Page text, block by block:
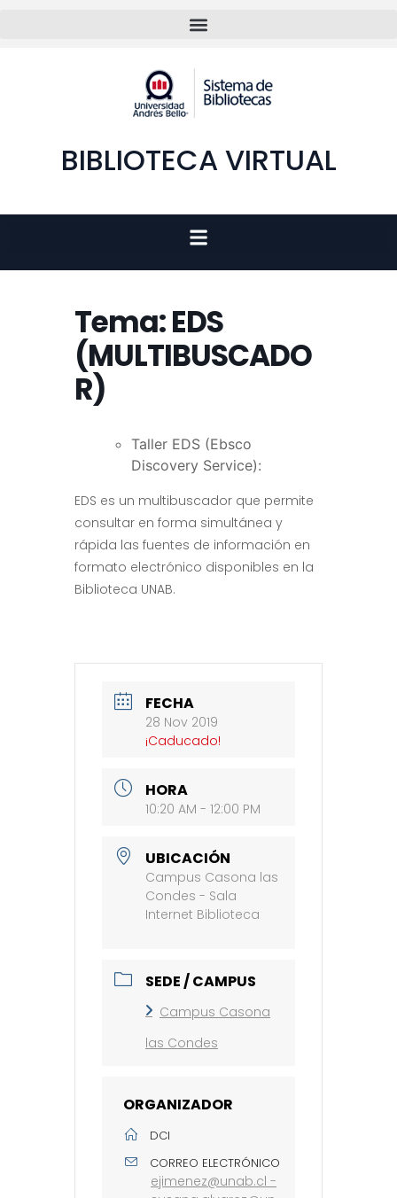
BIBLIOTECA VIRTUAL
Tema: EDS
(MULTIBUSCADO
R)
Taller EDS (Ebsco
Discovery Service):
EDS es un multibuscador que permite
consultar en forma simultánea y
rápida las fuentes de información en
formato electrónico disponibles en la
Biblioteca UNAB.
FECHA
28 Nov 2019
¡Caducado!
HORA
10:20 AM - 12:00 PM
UBICACIÓN
Campus Casona las
Condes - Sala
Internet Biblioteca
SEDE / CAMPUS
Campus Casona
las Condes
ORGANIZADOR
DCI
CORREO ELECTRÓNICO
ejimenez@unab.cl -